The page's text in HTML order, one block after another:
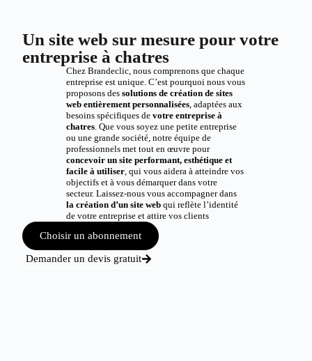
Un site web sur mesure pour votre
entreprise à chatres
Chez Brandeclic, nous comprenons que chaque
entreprise est unique. C’est pourquoi nous vous
proposons des solutions de création de sites
web entièrement personnalisées, adaptées aux
besoins spécifiques de votre entreprise à
chatres. Que vous soyez une petite entreprise
ou une grande société, notre équipe de
professionnels met tout en œuvre pour
concevoir un site performant, esthétique et
facile à utiliser, qui vous aidera à atteindre vos
objectifs et à vous démarquer dans votre
secteur. Laissez-nous vous accompagner dans
la création d’un site webqui reflète l’identité
de votre entreprise et attire vos clients
Choisir un abonnement
Demander un devis gratuit